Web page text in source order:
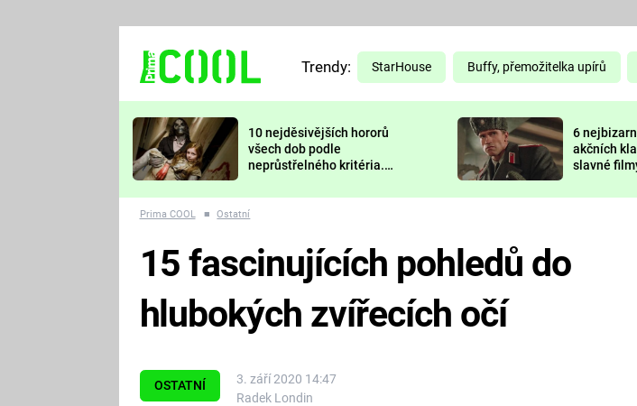
TŘESKU
FUTURAMA
PREDÁTOR
DELIVERANCE
Trendy: StarHouse Buffy, přemožitelka upírů
10 nejděsivějších hororů
všech dob podle
neprůstřelného kritéria.
nejvíc zvednou tep?
6
akčních
slavné
Prima COOL ■ Ostatní
OSTATNÍ
3. září 2020 14:47
Radek Londin
15 fascinujících pohledů do
hlubokých zvířecích očí